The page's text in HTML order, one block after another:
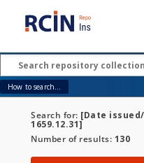
How to search...
Search for: [Date
1659.12.31]
Number of results: 130